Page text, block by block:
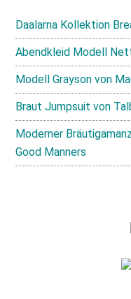
Daalarna Kollektion
Abendkleid Modell
Modell Grayson von
Braut Jumpsuit von
Moderner
Good Manners